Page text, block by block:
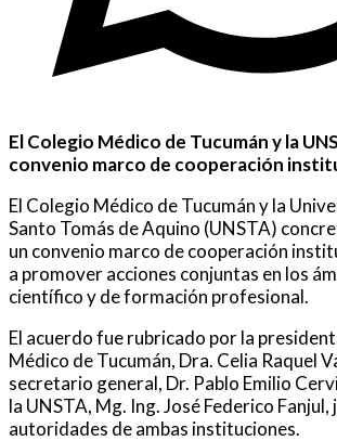
El Colegio Médico de Tucumán y la
convenio marco de cooperación
El Colegio Médico de Tucumán y la
Santo Tomás de Aquino (UNSTA)
un convenio marco de cooperación
a promover acciones conjuntas en los
científico y de formación profesional.
El acuerdo fue rubricado por la
Médico de Tucumán, Dra. Celia Raquel
secretario general, Dr. Pablo Emilio
la UNSTA, Mg. Ing. José Federico Fanjul,
autoridades de ambas instituciones.